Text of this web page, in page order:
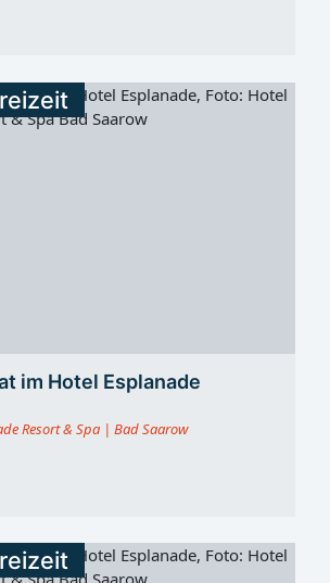
im Hotel Esplanade
Resort & Spa | Bad Saarow